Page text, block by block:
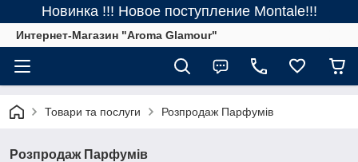
Новинка !!! Новое поступление Montale!!!
Интернет-Магазин "Aroma Glamour"
Товари та послуги Розпродаж Парфумів
Розпродаж Парфумів